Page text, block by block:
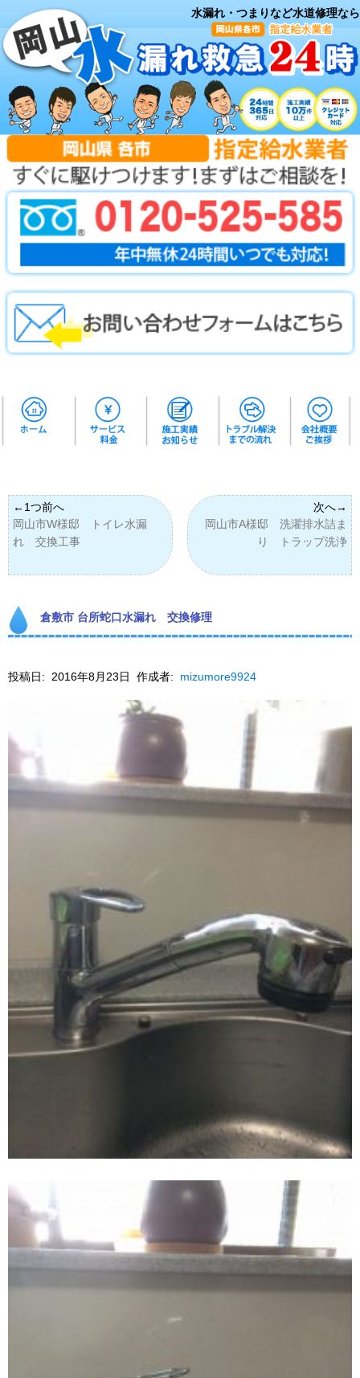
水漏れ・つまりなど水道修理なら
岡山市W様邸 トイレ水漏
れ 交換工事
岡山市A様邸 洗濯排水詰ま
り トラップ洗浄
倉敷市 台所蛇口水漏れ 交換修理
投稿日: 2016年8月23日 作成者: mizumore9924